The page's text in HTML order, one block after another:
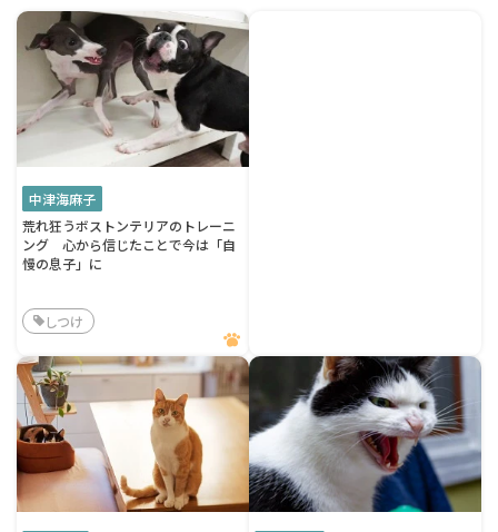
中津海麻子
荒れ狂うボストンテリアのトレーニ
ング 心から信じたことで今は「自
慢の息子」に
しつけ